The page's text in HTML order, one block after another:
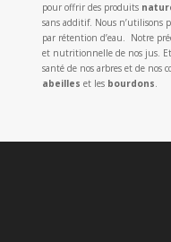
pour offrir des produits
sans additif. Nous n’utilisons
par rétention d’eau. Notre
et nutritionnelle de nos jus.
santé de nos arbres et de nos
abeilles et les bourdons.